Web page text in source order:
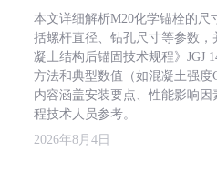
本文详细解析M20化学锚栓的尺
括螺杆直径、钻孔尺寸等参数
凝土结构后锚固技术规程》JGJ
方法和典型数值（如混凝土强度
内容涵盖安装要点、性能影响
程技术人员参考。
2026年8月4日